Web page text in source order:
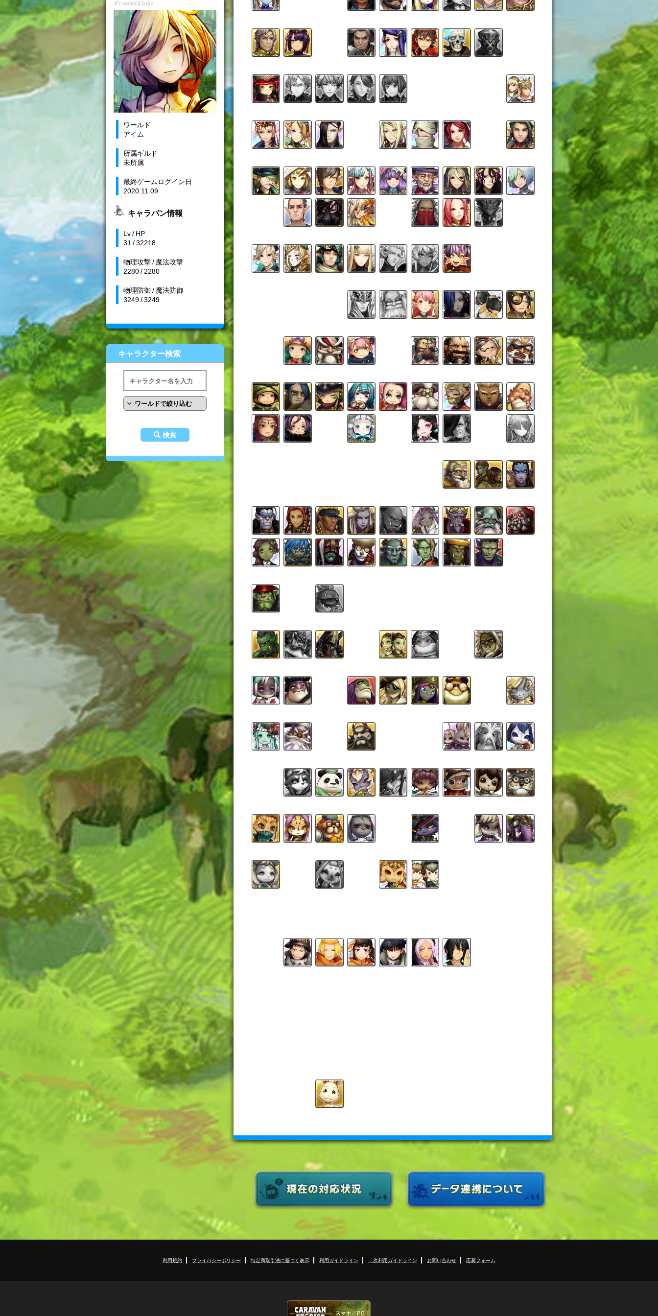
ID: wedni5j3zrkz
ワールド
アイム
所属ギルド
未所属
最終ゲームログイン日
2020.11.09
キャラバン情報
Lv / HP
31 / 32218
物理攻撃 / 魔法攻撃
2280 / 2280
物理防御 / 魔法防御
3249 / 3249
キャラクター検索
検索
利用規約 プライバシーポリシー 特定商取引法に基づく表示 利用ガイドライン 二次利用ガイドライン お問い合わせ 応募フォーム